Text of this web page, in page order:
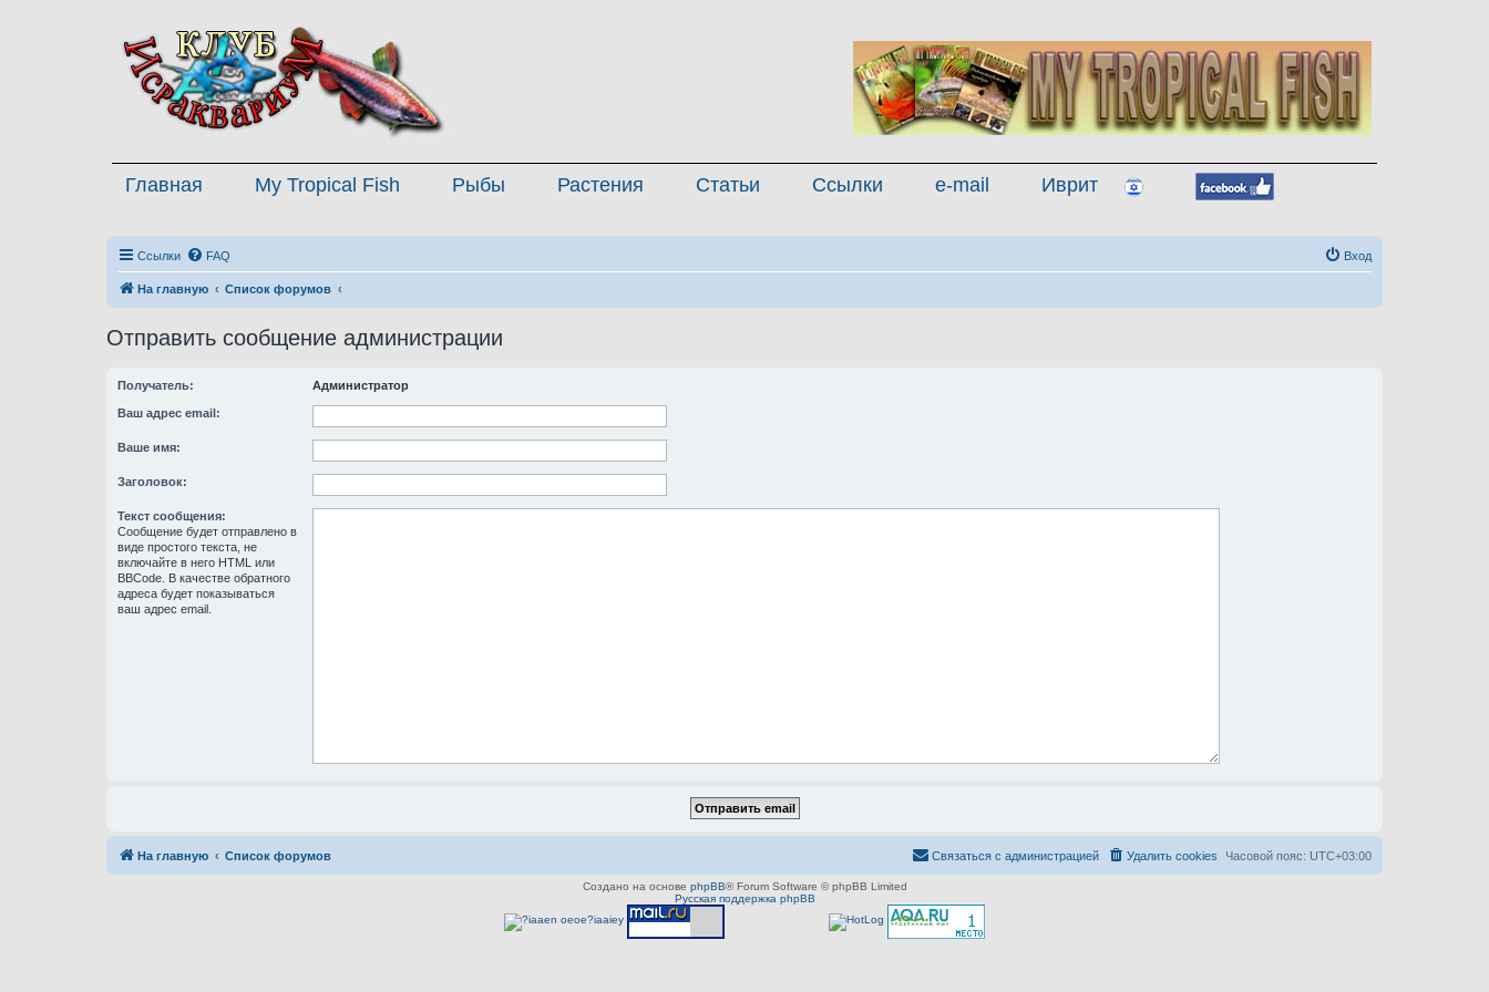
Главная My Tropical Fish Рыбы Растения Статьи Ссылки e-mail Иврит
Ссылки FAQ Вход
На главную Список форумов
Отправить сообщение администрации
Получатель: Администратор
Ваш адрес email:
Ваше имя:
Заголовок:
Текст сообщения:
Сообщение будет отправлено в
виде простого текста, не
включайте в него HTML или
BBCode. В качестве обратного
адреса будет показываться
ваш адрес email.
На главную Список форумов Часовой пояс: UTC+03:00
Удалить cookies
Связаться с администрацией
Создано на основе phpBB® Forum Software © phpBB Limited
Русская поддержка phpBB